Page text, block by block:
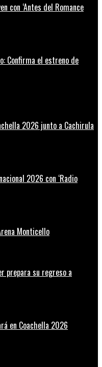
con ‘Antes del Romance
Confirma el estreno de
2026 junto a Cachirula
2026 con ‘Radio
Monticello
prepara su regreso a
en Coachella 2026